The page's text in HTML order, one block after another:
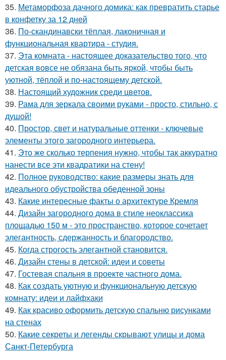
35. Метаморфоза дачного домика: как превратить старье
в конфетку за 12 дней
36. По-скандинавски тёплая, лаконичная и
функциональная квартира - студия.
37. Эта комната - настоящее доказательство того, что
детская вовсе не обязана быть яркой, чтобы быть
уютной, тёплой и по-настоящему детской.
38. Настоящий художник среди цветов.
39. Рама для зеркала своими руками - просто, стильно, с
душой!
40. Простор, свет и натуральные оттенки - ключевые
элементы этого загородного интерьера.
41. Это же сколько терпения нужно, чтобы так аккуратно
нанести все эти квадратики на стену!
42. Полное руководство: какие размеры знать для
идеального обустройства обеденной зоны
43. Какие интересные факты о архитектуре Кремля
44. Дизайн загородного дома в стиле неоклассика
площадью 150 м - это пространство, которое сочетает
элегантность, сдержанность и благородство.
45. Когда строгость элегантной становится.
46. Дизайн стены в детской: идеи и советы
47. Гостевая спальня в проекте частного дома.
48. Как создать уютную и функциональную детскую
комнату: идеи и лайфхаки
49. Как красиво оформить детскую спальню рисунками
на стенах
50. Какие секреты и легенды скрывают улицы и дома
Санкт-Петербурга